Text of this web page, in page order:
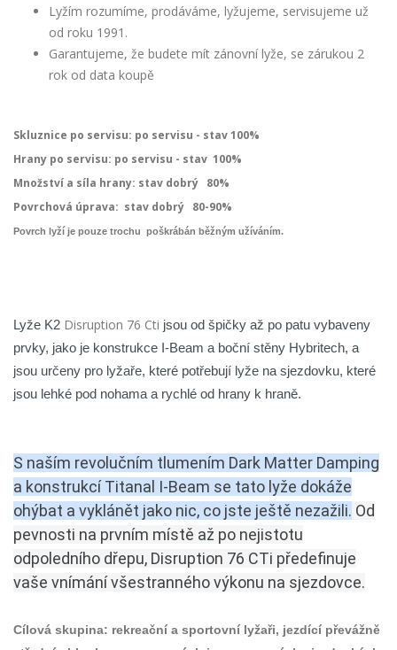
Lyžím rozumíme, prodáváme, lyžujeme, servisujeme už
od roku 1991.
Garantujeme, že budete mít zánovní lyže, se zárukou 2
rok od data koupě
Skluznice po servisu: po servisu - stav 100%
Hrany po servisu: po servisu - stav 100%
Množství a síla hrany: stav dobrý 80%
Povrchová úprava: stav dobrý 80-90%
Povrch lyží je pouze trochu poškrábán běžným užíváním.
Lyže K2 Disruption 76 Cti jsou od špičky až po patu vybaveny
prvky, jako je konstrukce I-Beam a boční stěny Hybritech, a
jsou určeny pro lyžaře, které potřebují lyže na sjezdovku, které
jsou lehké pod nohama a rychlé od hrany k hraně.
S naším revolučním tlumením Dark Matter Damping
a konstrukcí Titanal I-Beam se tato lyže dokáže
ohýbat a vyklánět jako nic, co jste ještě nezažili. Od
pevnosti na prvním místě až po nejistotu
odpoledního dřepu, Disruption 76 CTi předefinuje
vaše vnímání všestranného výkonu na sjezdovce.
Cílová skupina: rekreační a sportovní lyžaři, jezdící převážně